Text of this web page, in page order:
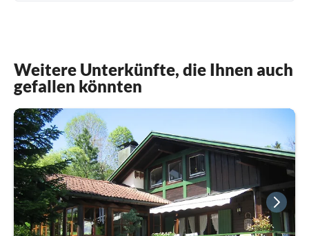
Weitere Unterkünfte, die Ihnen auch
gefallen könnten